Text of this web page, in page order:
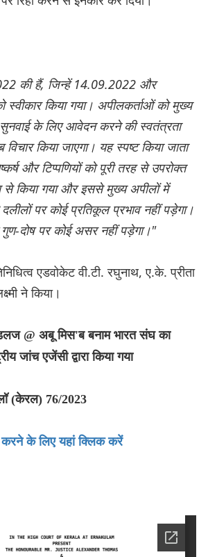
की हैं, जिन्हें 14.09.2022 और
किया गया। अपीलकर्ताओं को मुख्य
के लिए आवेदन करने की स्वतंत्रता
विचार किया जाएगा। यह स्पष्ट किया जाता
और टिप्पणियों को पूरी तरह से उपरोक्त
से किया गया और इससे मुख्य अपीलों में
पर कोई प्रतिकूल प्रभाव नहीं पड़ेगा।
दोष पर कोई असर नहीं पड़ेगा।"
एडवोकेट वी.टी. रघुनाथ, ए.के. प्रीता
ने किया।
@ अबू मिस'ब बनाम भारत संघ का
जांच एजेंसी द्वारा किया गया
(केरल) 76/2023
करने के लिए यहां क्लिक करें